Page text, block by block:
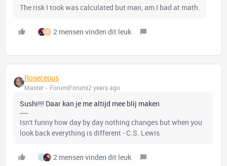
The risk I took was calculated but man, am I bad at math.
R 2 mensen vinden dit leuk
Roseceous
Master Forum|Forum|2 years ago
Sushi!!! Daar kan je me altijd mee blij maken
Isn't funny how day by day nothing changes but when you
look back everything is different - C.S. Lewis
I 2 mensen vinden dit leuk